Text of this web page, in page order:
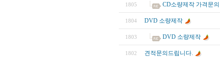
1805 CD소량제작 가격문의
1804 DVD 소량제작
1803 DVD 소량제작
1802 견적문의드립니다.